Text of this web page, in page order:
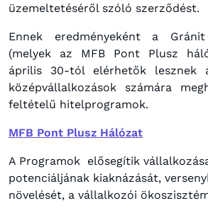
üzemeltetéséről szóló szerződést.
Ennek eredményeként a
(melyek az MFB Pont Plusz
április 30-tól elérhetők
középvállalkozások számára
feltételű hitelprogramok.
MFB Pont Plusz Hálózat
A Programok elősegítik
potenciáljának kiaknázását,
növelését, a vállalkozói